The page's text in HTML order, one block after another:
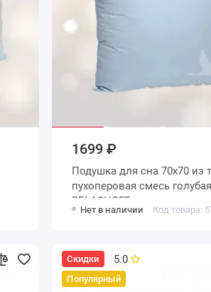
1699 ₽
Подушка для сна 70х70 из тика
пухоперовая смесь голубая
BELASHOFF
Нет в наличии Код товара:
Скидки
Популярный
5.0